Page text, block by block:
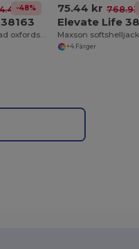
kr
-48%
Vaillant långärmad oxfordskjorta dam
75.44 kr
Elevate Life
Maxson
+4 Färger